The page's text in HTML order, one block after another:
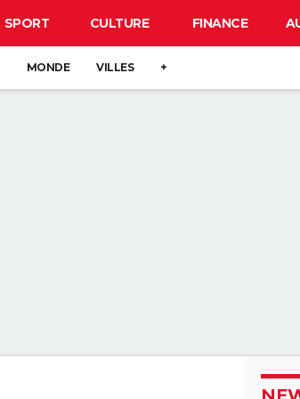
SPORT CULTURE FINANCE
MONDE VILLES +